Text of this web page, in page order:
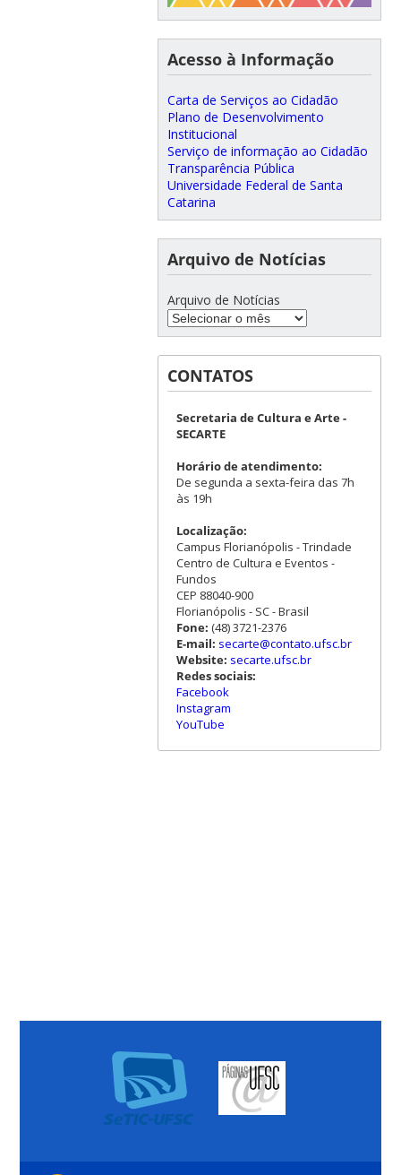
Acesso à Informação
Carta de Serviços ao Cidadão
Plano de Desenvolvimento
Institucional
Serviço de informação ao Cidadão
Transparência Pública
Universidade Federal de Santa
Catarina
Arquivo de Notícias
Arquivo de Notícias
CONTATOS
Secretaria de Cultura e Arte -
SECARTE
Horário de atendimento:
De segunda a sexta-feira das 7h
às 19h
Localização:
Campus Florianópolis - Trindade
Centro de Cultura e Eventos -
Fundos
CEP 88040-900
Florianópolis - SC - Brasil
Fone: (48) 3721-2376
E-mail: secarte@contato.ufsc.br
Website: secarte.ufsc.br
Redes sociais:
Facebook
Instagram
YouTube